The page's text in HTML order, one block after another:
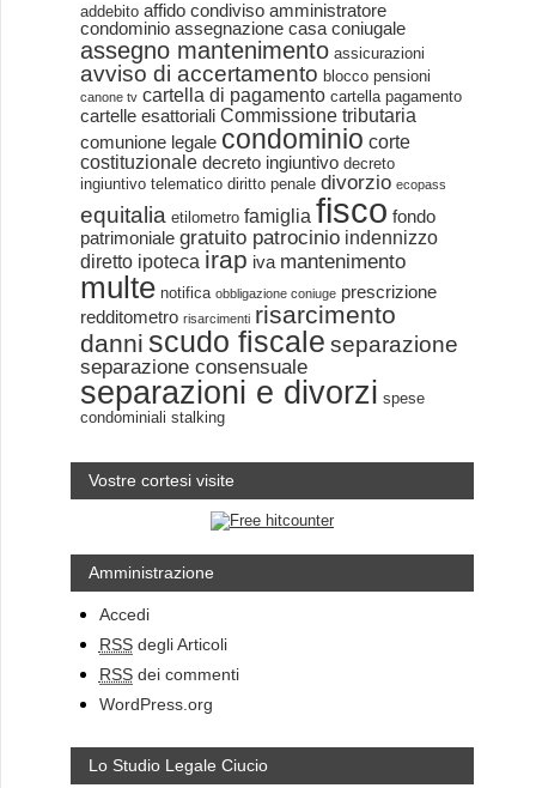
addebito affido condiviso amministratore
condominio assegnazione casa coniugale
assegno mantenimento assicurazioni
avviso di accertamento blocco pensioni
canone tv cartella di pagamento cartella pagamento
cartelle esattoriali Commissione tributaria
comunione legale condominio corte
costituzionale decreto ingiuntivo decreto
ingiuntivo telematico diritto penale divorzio ecopass
equitalia etilometro famiglia fisco fondo
patrimoniale gratuito patrocinio indennizzo
diretto ipoteca irap iva mantenimento
multe notifica obbligazione coniuge prescrizione
redditometro risarcimenti risarcimento
danni scudo fiscale separazione
separazione consensuale
separazioni e divorzi spese
condominiali stalking
Vostre cortesi visite
Amministrazione
Accedi
RSSdegli Articoli
RSSdei commenti
WordPress.org
Lo Studio Legale Ciucio